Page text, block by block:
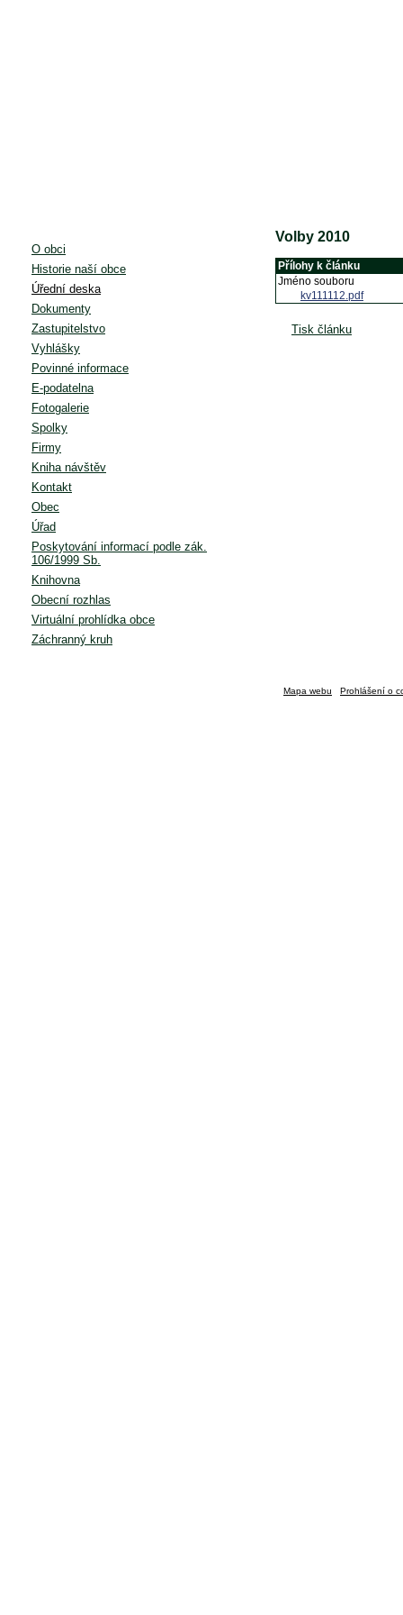
O obci
Historie naší obce
Úřední deska
Dokumenty
Zastupitelstvo
Vyhlášky
Povinné informace
E-podatelna
Fotogalerie
Spolky
Firmy
Kniha návštěv
Kontakt
Obec
Úřad
Poskytování informací podle zák.
106/1999 Sb.
Knihovna
Obecní rozhlas
Virtuální prohlídka obce
Záchranný kruh
Volby 2010
Přílohy k článku
Jméno souboru
kv111112.pdf
Tisk článku
Mapa webu Prohlášení o